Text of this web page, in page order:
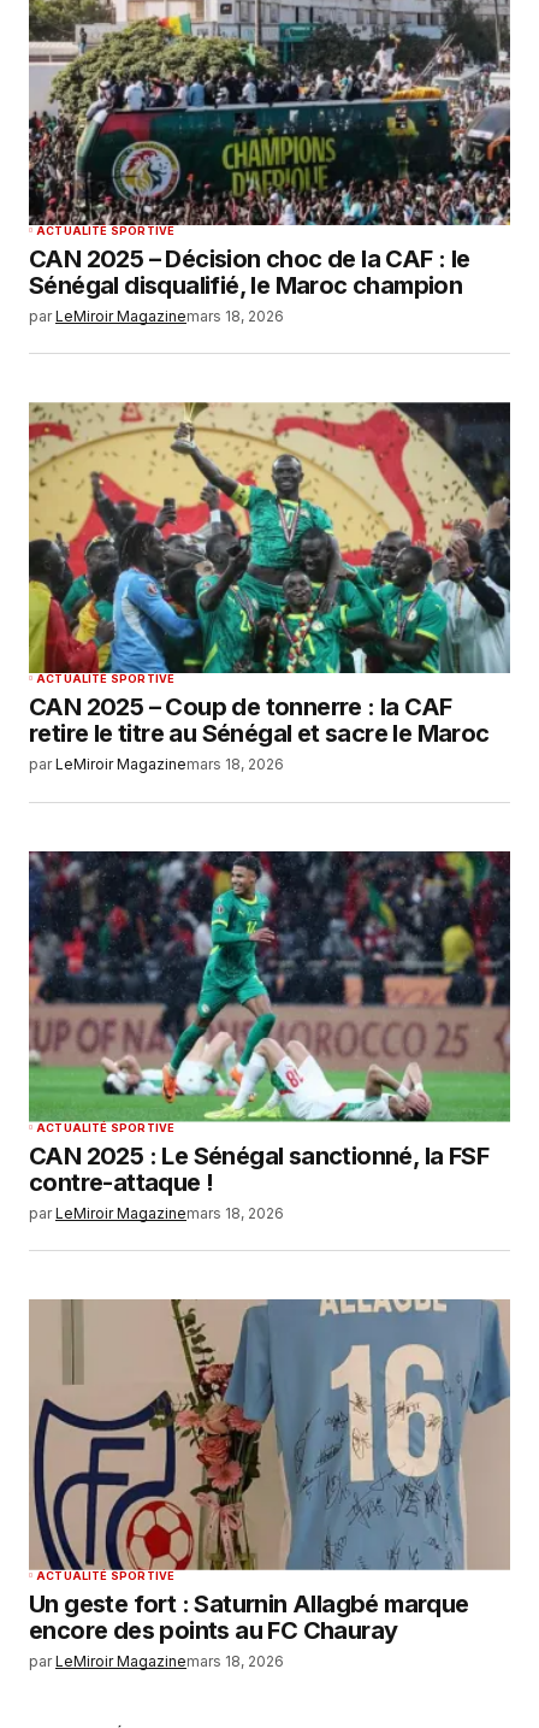
ACTUALITÉ SPORTIVE
CAN 2025 – Décision choc de la CAF : le
Sénégal disqualifié, le Maroc champion
par LeMiroir Magazinemars 18, 2026
ACTUALITÉ SPORTIVE
CAN 2025 – ‎Coup de tonnerre : la CAF
retire le titre au Sénégal et sacre le Maroc
par LeMiroir Magazinemars 18, 2026
ACTUALITÉ SPORTIVE
CAN 2025 : Le Sénégal sanctionné, la FSF
contre-attaque !
par LeMiroir Magazinemars 18, 2026
ACTUALITÉ SPORTIVE
Un geste fort : Saturnin Allagbé marque
encore des points au FC Chauray
par LeMiroir Magazinemars 18, 2026